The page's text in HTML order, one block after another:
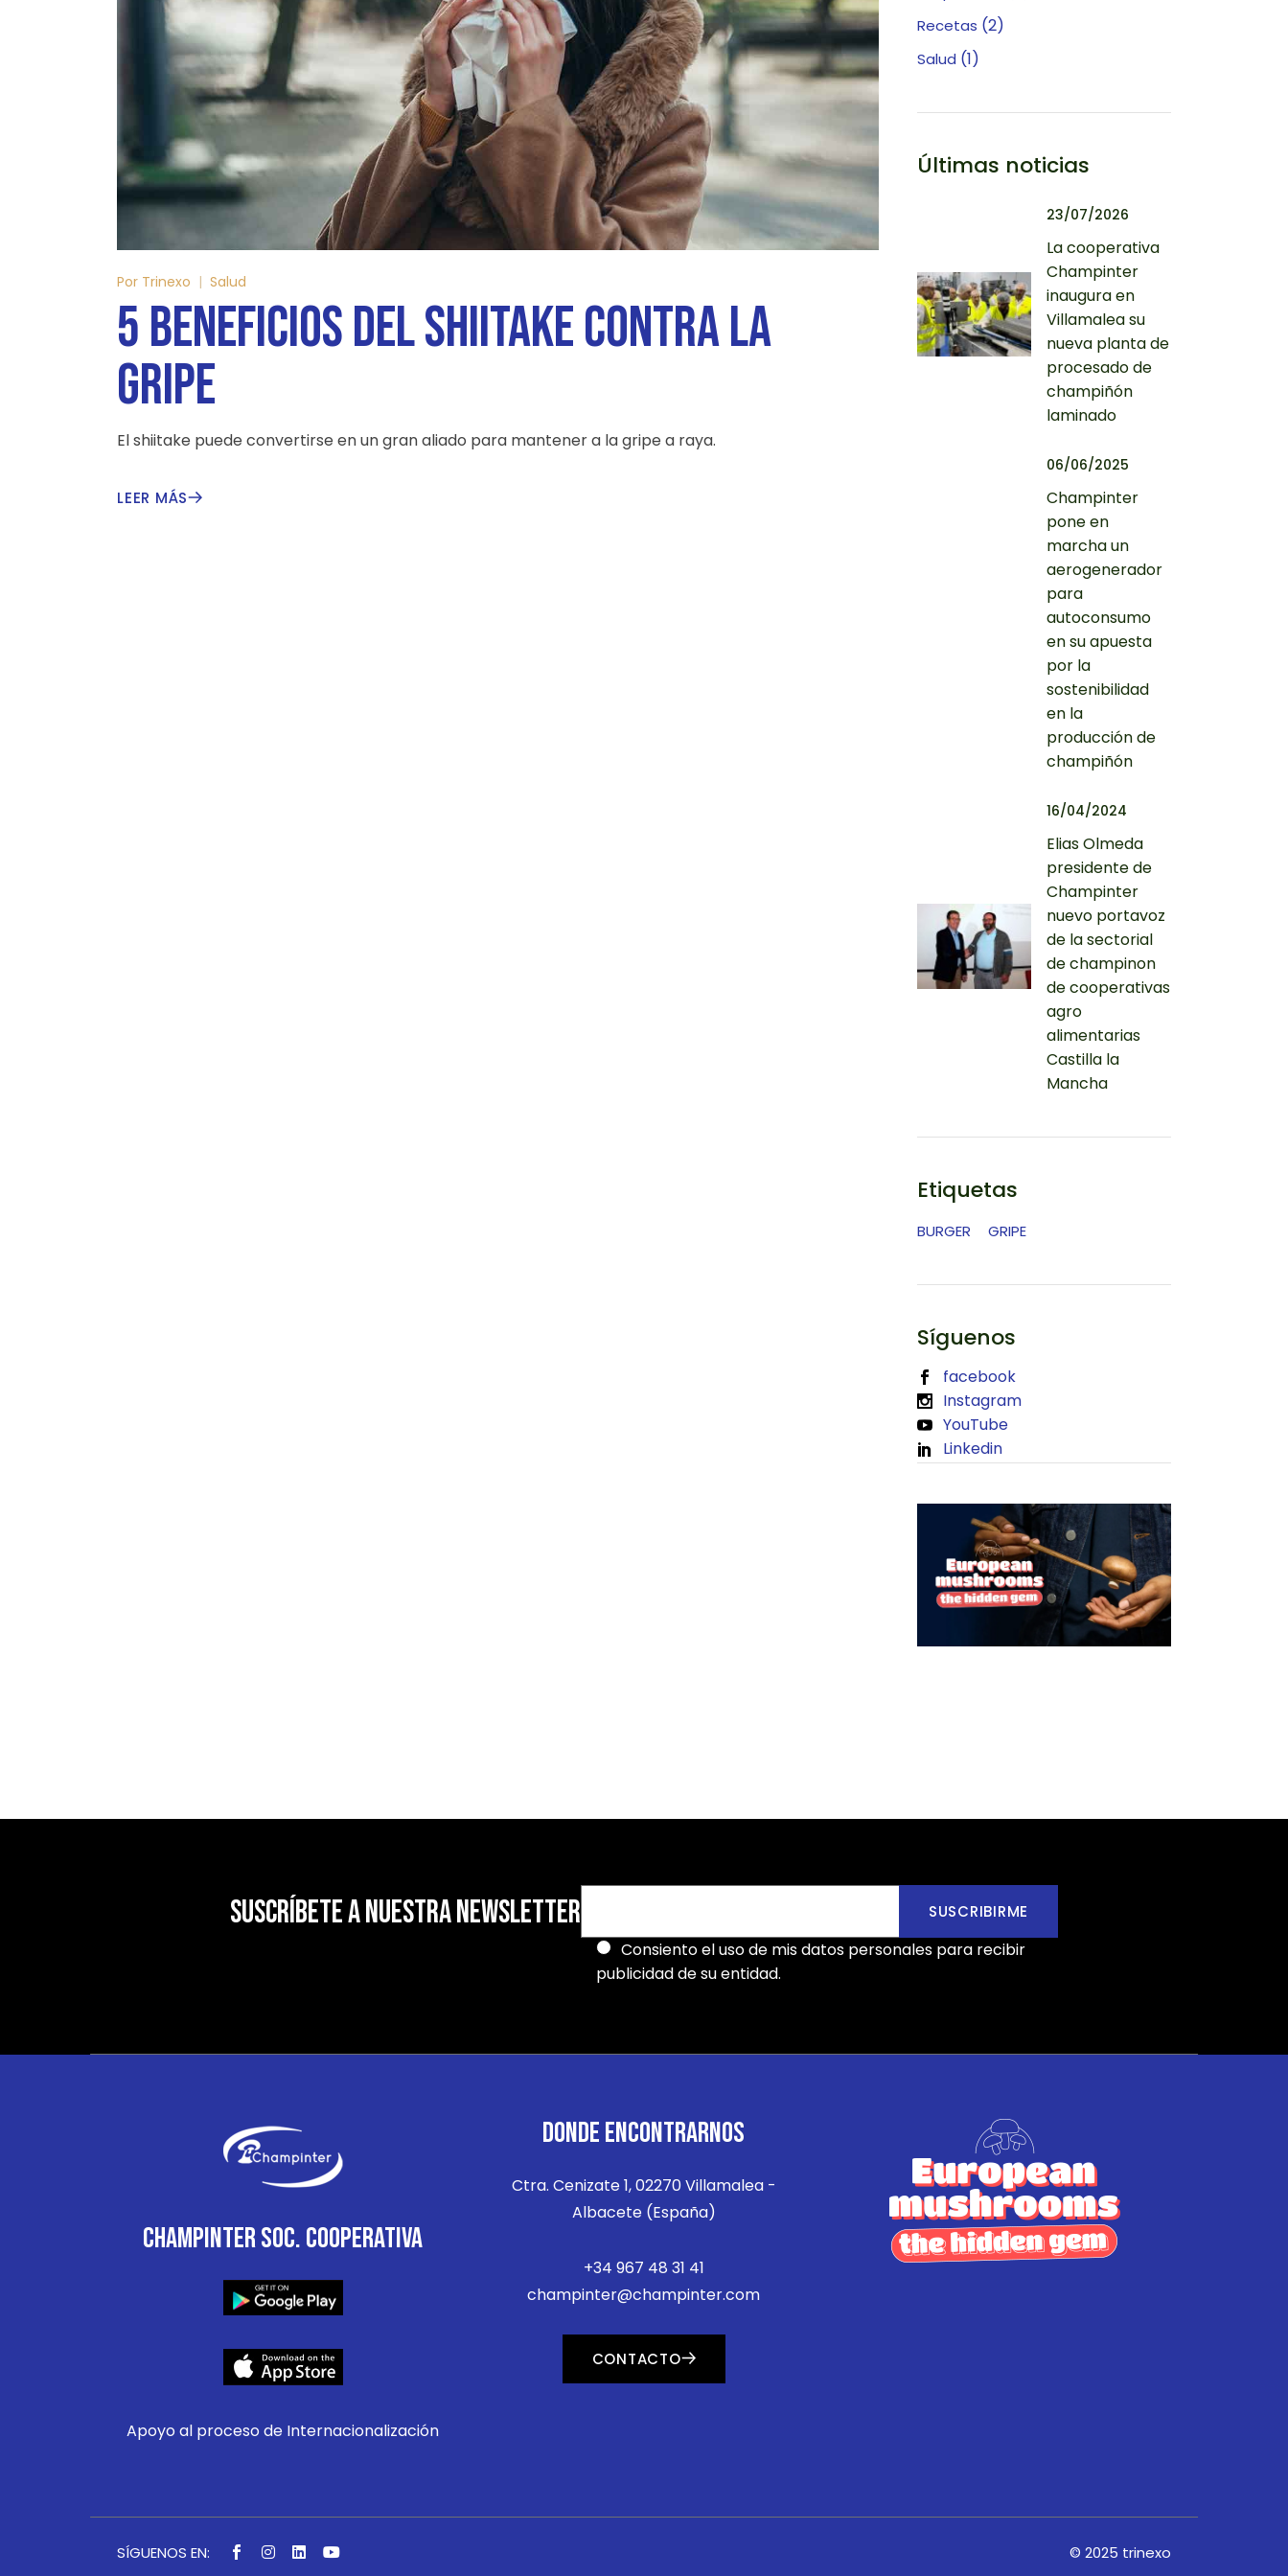
Por Trinexo Salud
5 BENEFICIOS DEL SHIITAKE CONTRA LA
GRIPE
El shiitake puede convertirse en un gran aliado para mantener a la gripe a raya.
LEER MÁS
Recetas (2)
Salud (1)
Últimas noticias
23/07/2026
La cooperativa
Champinter
inaugura en
Villamalea su
nueva planta de
procesado de
champiñón
laminado
06/06/2025
Champinter
pone en
marcha un
aerogenerador
para
autoconsumo
en su apuesta
por la
sostenibilidad
en la
producción de
champiñón
16/04/2024
Elias Olmeda
presidente de
Champinter
nuevo portavoz
de la sectorial
de champinon
de cooperativas
agro
alimentarias
Castilla la
Mancha
Etiquetas
BURGER GRIPE
Síguenos
facebook
Instagram
YouTube
Linkedin
SUSCRÍBETE A NUESTRA NEWSLETTER SUSCRIBIRME
Consiento el uso de mis datos personales para recibir
publicidad de su entidad.
CHAMPINTER SOC. COOPERATIVA
Apoyo al proceso de Internacionalización
DONDE ENCONTRARNOS
Ctra. Cenizate 1, 02270 Villamalea -
Albacete (España)
+34 967 48 31 41
champinter@champinter.com
CONTACTO
SÍGUENOS EN: © 2025 trinexo